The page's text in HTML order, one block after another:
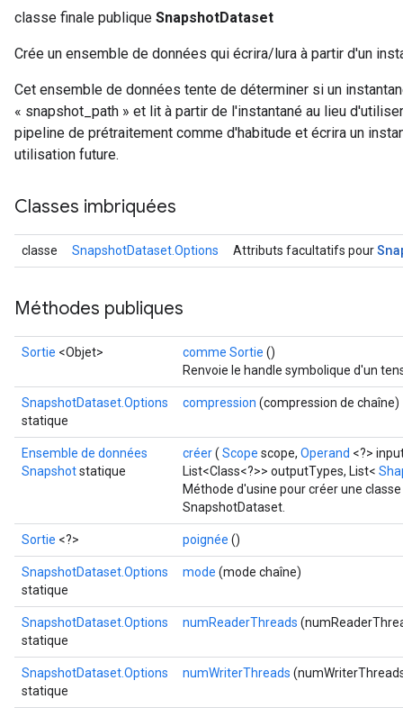
classe finale publique SnapshotDataset
Crée un ensemble de données qui écrira/lura à partir d'un
Cet ensemble de données tente de déterminer si un
« snapshot_path » et lit à partir de l'instantané au lieu
pipeline de prétraitement comme d'habitude et écrira un
utilisation future.
Classes imbriquées
classe SnapshotDataset.Options Attributs facultatifs pour
Méthodes publiques
Sortie <Objet> comme Sortie ()
Renvoie le handle symbolique d'un
SnapshotDataset.Options
statique
compression (compression de chaîne)
Ensemble de données
Snapshotstatique
créer( Scope scope, Operand <?>
List<Class<?>> outputTypes, List<
Méthode d'usine pour créer une
SnapshotDataset.
Sortie <?> poignée ()
SnapshotDataset.Options
statique
mode (mode chaîne)
SnapshotDataset.Options
statique
numReaderThreads
SnapshotDataset.Options
statique
numWriterThreads